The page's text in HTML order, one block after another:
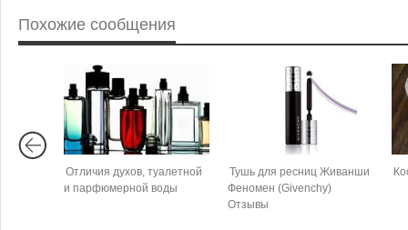
Похожие сообщения
Отличия духов, туалетной
и парфюмерной воды
Тушь для ресниц Живанши
Феномен (Givenchy)
Отзывы